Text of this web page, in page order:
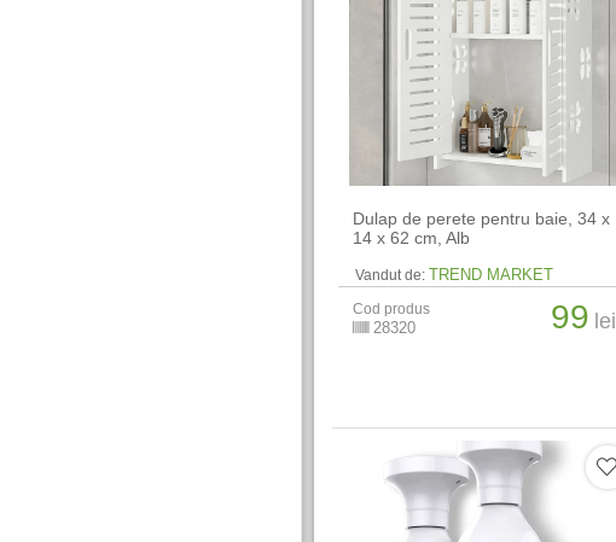
Dulap de perete pentru baie, 34 x
14 x 62 cm​, Alb
Vandut de: TREND MARKET
Cod produs
28320 99 lei